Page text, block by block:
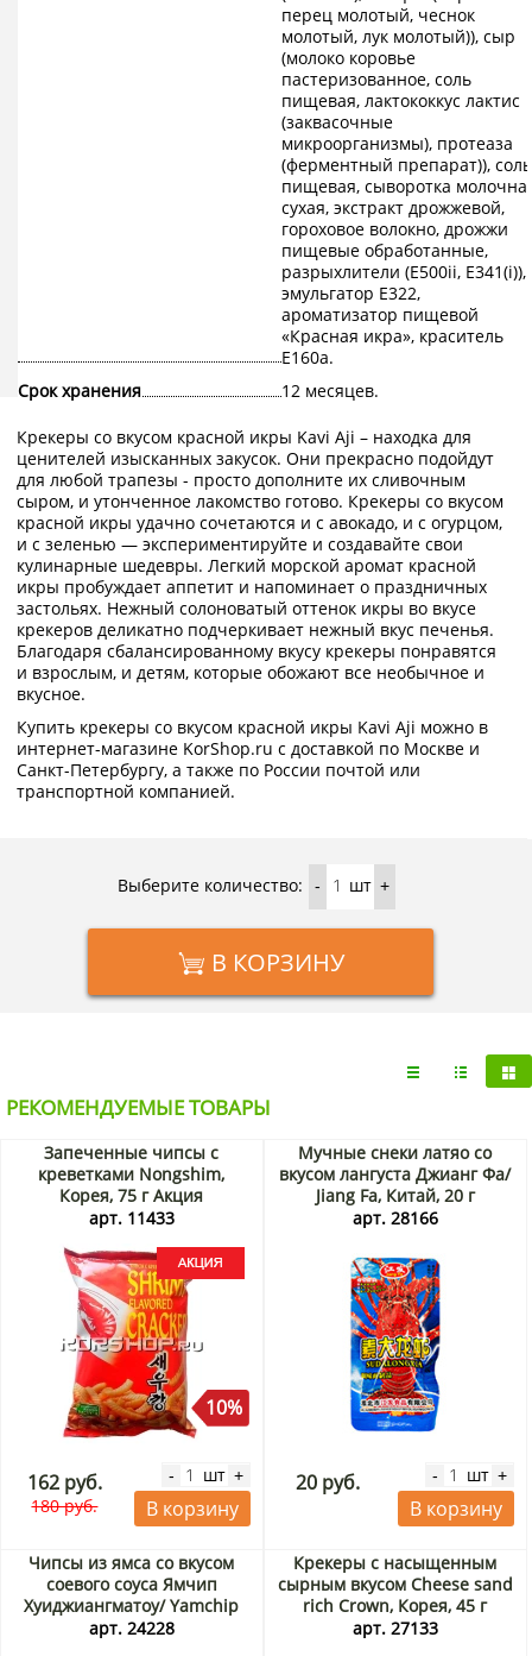
перец молотый, чеснок
молотый, лук молотый)), сыр
(молоко коровье
пастеризованное, соль
пищевая, лактококкус лактис
(заквасочные
микроорганизмы), протеаза
(ферментный препарат)), соль
пищевая, сыворотка
сухая, экстракт дрожжевой,
гороховое волокно, дрожжи
пищевые обработанные,
разрыхлители (Е500ii, Е341(i)),
эмульгатор Е322,
ароматизатор пищевой
«Красная икра», краситель
Е160а.
Срок хранения
12 месяцев.
Крекеры со вкусом красной икры Kavi Aji – находка для
ценителей изысканных закусок. Они прекрасно подойдут
для любой трапезы - просто дополните их сливочным
сыром, и утонченное лакомство готово. Крекеры со вкусом
красной икры удачно сочетаются и с авокадо, и с огурцом,
и с зеленью — экспериментируйте и создавайте свои
кулинарные шедевры. Легкий морской аромат красной
икры пробуждает аппетит и напоминает о праздничных
застольях. Нежный солоноватый оттенок икры во вкусе
крекеров деликатно подчеркивает нежный вкус печенья.
Благодаря сбалансированному вкусу крекеры понравятся
и взрослым, и детям, которые обожают все необычное и
вкусное.
Купить крекеры со вкусом красной икры Kavi Aji можно в
интернет-магазине KorShop.ru с доставкой по Москве и
Санкт-Петербургу, а также по России почтой или
транспортной компанией.
Выберите количество: - шт +
В КОРЗИНУ
РЕКОМЕНДУЕМЫЕ ТОВАРЫ
Запеченные чипсы с
креветками Nongshim,
Корея, 75 г Акция
арт. 11433
10%
162 руб.
180 руб.
- шт +
В корзину
Мучные снеки латяо со
вкусом лангуста Джианг Фа/
Jiang Fa, Китай, 20 г
арт. 28166
20 руб. - шт +
В корзину
Чипсы из ямса со вкусом
соевого соуса Ямчип
Хуиджиангматоу/ Yamchip
Huijiangmatou, Китай, 90 г.
арт. 24228
Крекеры с насыщенным
сырным вкусом Cheese sand
rich Crown, Корея, 45 г
Акция
арт. 27133